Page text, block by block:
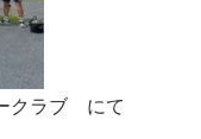
クラブ にて